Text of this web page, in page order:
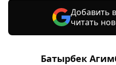
Батырбек
Добавить
читать